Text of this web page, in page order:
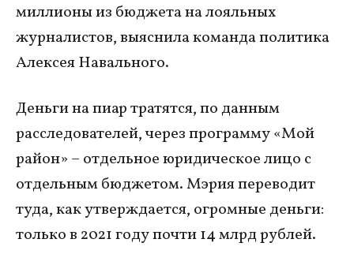
миллионы из бюджета на лояльных
журналистов, выяснила команда политика
Алексея Навального.
Деньги на пиар тратятся, по данным
расследователей, через программу «Мой
район» – отдельное юридическое лицо с
отдельным бюджетом. Мэрия переводит
туда, как утверждается, огромные деньги:
только в 2021 году почти 14 млрд рублей.